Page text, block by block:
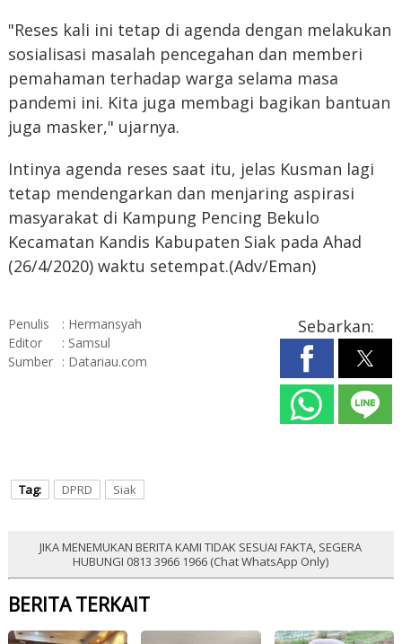
"Reses kali ini tetap di agenda dengan melakukan
sosialisasi masalah pencegahan dan memberi
pemahaman terhadap warga selama masa
pandemi ini. Kita juga membagi bagikan bantuan
juga masker," ujarnya.
Intinya agenda reses saat itu, jelas Kusman lagi
tetap mendengarkan dan menjaring aspirasi
masyarakat di Kampung Pencing Bekulo
Kecamatan Kandis Kabupaten Siak pada Ahad
(26/4/2020) waktu setempat.(Adv/Eman)
Penulis
: Hermansyah
Editor
: Samsul
Sumber : Datariau.com
Sebarkan:
Tag: DPRD Siak
JIKA MENEMUKAN BERITA KAMI TIDAK SESUAI FAKTA, SEGERA
HUBUNGI 0813 3966 1966 (Chat WhatsApp Only)
BERITA TERKAIT